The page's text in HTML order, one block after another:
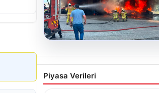
Dumanlar ilçeyi kapladı:
Bursa’da tamirhanede
Piyasa Verileri